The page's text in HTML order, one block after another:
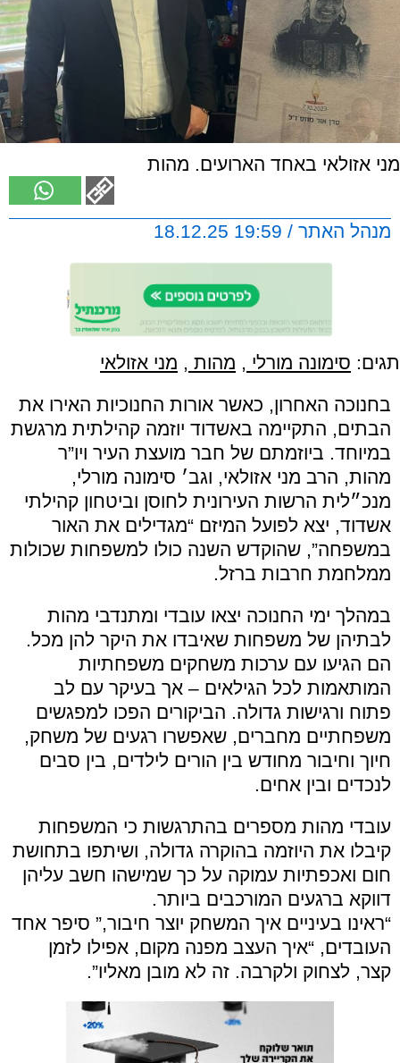
מני אזולאי באחד הארועים. מהות
מנהל האתר / 19:59 18.12.25
תגים: סימונה מורלי , מהות , מני אזולאי
בחנוכה האחרון, כאשר אורות החנוכיות האירו את
הבתים, התקיימה באשדוד יוזמה קהילתית מרגשת
במיוחד. ביוזמתם של חבר מועצת העיר ויו”ר
מהות, הרב מני אזולאי, וגב׳ סימונה מורלי,
מנכ״לית הרשות העירונית לחוסן וביטחון קהילתי
אשדוד, יצא לפועל המיזם “מגדילים את האור
במשפחה”, שהוקדש השנה כולו למשפחות שכולות
ממלחמת חרבות ברזל.
במהלך ימי החנוכה יצאו עובדי ומתנדבי מהות
לבתיהן של משפחות שאיבדו את היקר להן מכל.
הם הגיעו עם ערכות משחקים משפחתיות
המותאמות לכל הגילאים – אך בעיקר עם לב
פתוח ורגישות גדולה. הביקורים הפכו למפגשים
משפחתיים מחברים, שאפשרו רגעים של משחק,
חיוך וחיבור מחודש בין הורים לילדים, בין סבים
לנכדים ובין אחים.
עובדי מהות מספרים בהתרגשות כי המשפחות
קיבלו את היוזמה בהוקרה גדולה, ושיתפו בתחושת
חום ואכפתיות עמוקה על כך שמישהו חשב עליהן
דווקא ברגעים המורכבים ביותר.
“ראינו בעיניים איך המשחק יוצר חיבור,” סיפר אחד
העובדים, “איך העצב מפנה מקום, אפילו לזמן
קצר, לצחוק ולקרבה. זה לא מובן מאליו”.